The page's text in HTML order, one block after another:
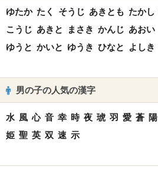
ゆたか たく そうじ あきとも たかし
こうじ あきと まさき かんじ あおい
ゆうと かいと ゆうき ひなと よしき
男の子の人気の漢字
水 風 心 音 幸 時 夜 琥 羽 愛 蒼 陽
姫 聖 英 双 速 示